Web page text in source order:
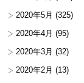
2020年5月 (325)
2020年4月 (95)
2020年3月 (32)
2020年2月 (13)